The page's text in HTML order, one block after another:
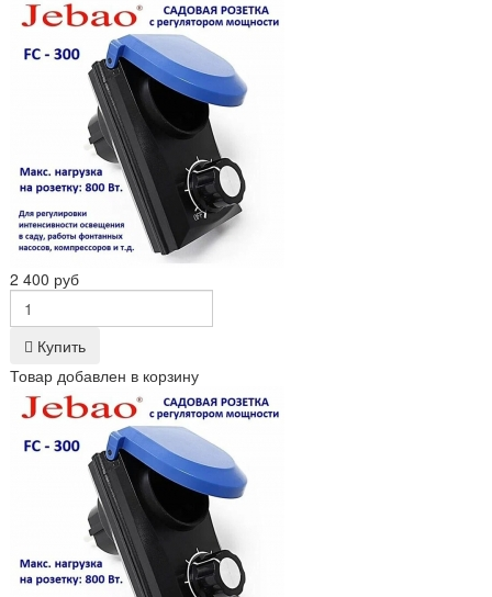
2 400 руб
Купить
Товар добавлен в корзину